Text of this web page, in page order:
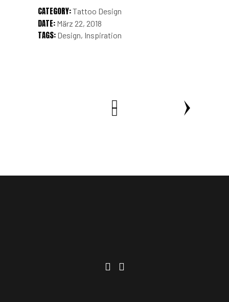
CATEGORY:Tattoo Design
DATE: März 22, 2018
TAGS: Design Inspiration